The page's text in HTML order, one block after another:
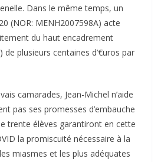
Dans le même temps, un
(NOR: MENH2007598A) acte
du haut encadrement
de plusieurs centaines d’€uros par
camarades, Jean-Michel n’aide
pas ses promesses d’embauche
trente élèves garantiront en cette
la promiscuité nécessaire à la
miasmes et les plus adéquates